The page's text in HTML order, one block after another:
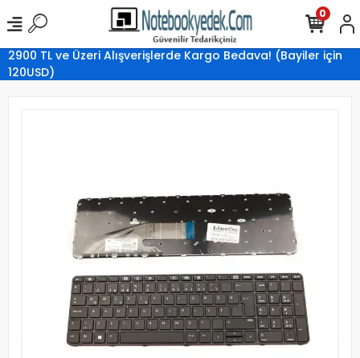
2900 TL ve Üzeri Alışverişlerde Kargo Bedava! (Bayiler için
120USD)
0